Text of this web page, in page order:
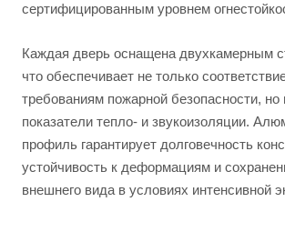
сертифицированным уровнем
Каждая дверь оснащена двухкамерным
что обеспечивает не только
требованиям пожарной безопасности, но
показатели тепло- и звукоизоляции.
профиль гарантирует долговечность
устойчивость к деформациям и
внешнего вида в условиях интенсивной